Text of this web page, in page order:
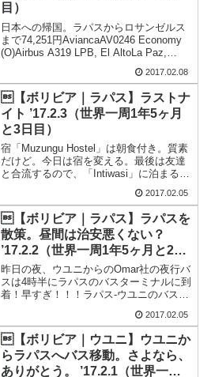
目）
日本への帰国。ラパスからロサンゼルス
まで74,251円AviancaAV0246 Economy
(O)Airbus A319 LPB, El AltoLa Paz,
2017.02.08
【ボリビア｜ラパス】ラストナ
イト ’17.2.3（世界一周1年5ヶ月
と3日目）
宿「Muzungu Hostel」は朝食付き。質素
だけど。今日は宿を変える。最後は友達
と合流するので、「Intiwasi」に泊まるこ
とに。「Intiwasi」は日本人の人と一緒の
4人ドミトリー。値段は30ボリ。詳しくは
お昼は「Intiwas...
2017.02.05
【ボリビア｜ラパス】ラパスを
散策。昼間は治安悪くない？
’17.2.2（世界一周1年5ヶ月と2日
目）
昨日の夜、ウユニからのOmar社の夜行バ
スは4時半にラパスのバスターミナルに到
着！早すぎ！！！ラパス-ウユニのバス情
るまで、バスターミナルのベンチで時間
をつぶす。盗難に合わないように荷物は
バックパック、サ...
2017.02.05
【ボリビア｜ウユニ】ウユニか
らラパスへバス移動。さよなら、
ありがとう。 ’17.2.1（世界一周1